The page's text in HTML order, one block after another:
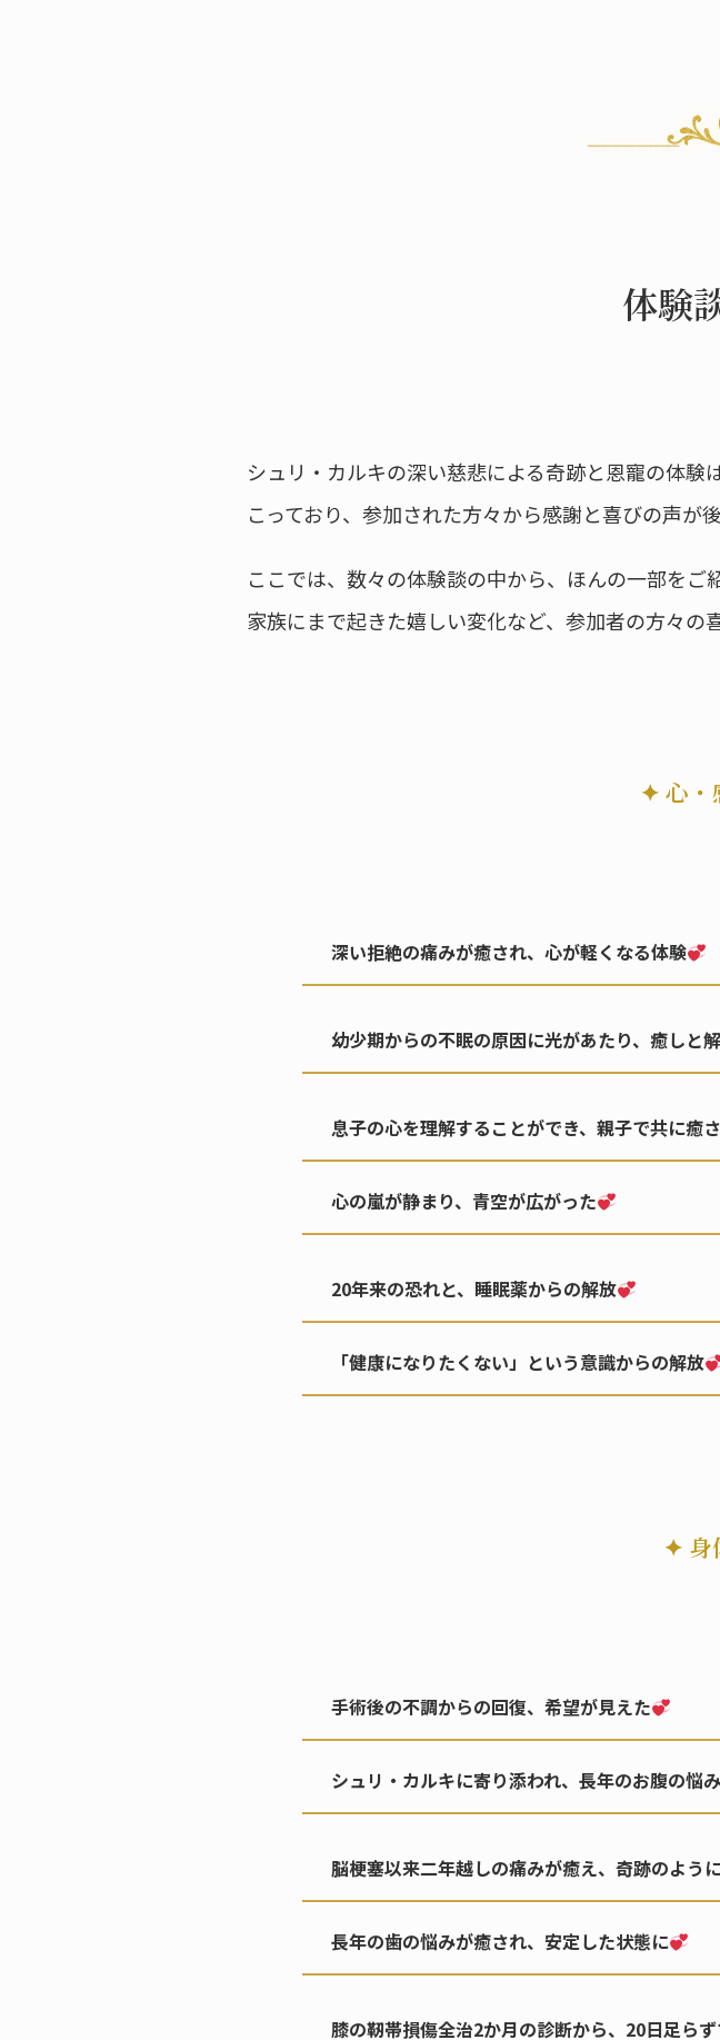
体験
シュリ・カルキの深い慈悲による奇跡と恩寵の体
こっており、参加された方々から感謝と喜びの声が
ここでは、数々の体験談の中から、ほんの一部を
家族にまで起きた嬉しい変化など、参加者の方々の
✦ 心・
深い拒絶の痛みが癒され、心が軽くなる体験
幼少期からの不眠の原因に光があたり、癒しと
息子の心を理解することができ、親子で共に癒
心の嵐が静まり、青空が広がった
20年来の恐れと、睡眠薬からの解放
「健康になりたくない」という意識からの解放
✦ 身
手術後の不調からの回復、希望が見えた
シュリ・カルキに寄り添われ、長年のお腹の悩
脳梗塞以来二年越しの痛みが癒え、奇跡のよう
長年の歯の悩みが癒され、安定した状態に
膝の靭帯損傷全治2か月の診断から、20日足ら